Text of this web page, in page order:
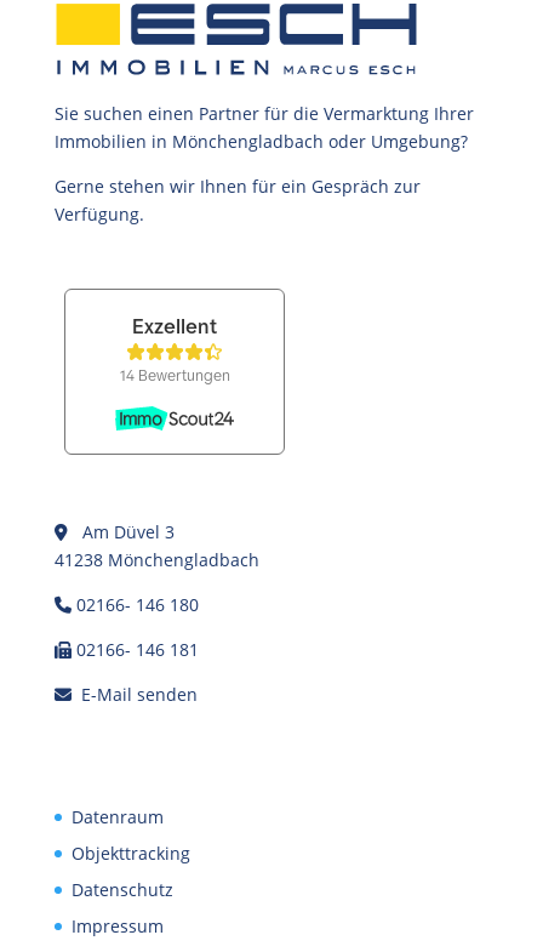
Sie suchen einen Partner für die Vermarktung Ihrer
Immobilien in Mönchengladbach oder Umgebung?
Gerne stehen wir Ihnen für ein Gespräch zur
Verfügung.
Am Düvel 3
41238 Mönchengladbach
02166- 146 180
02166- 146 181
E-Mail senden
Datenraum
Objekttracking
Datenschutz
Impressum